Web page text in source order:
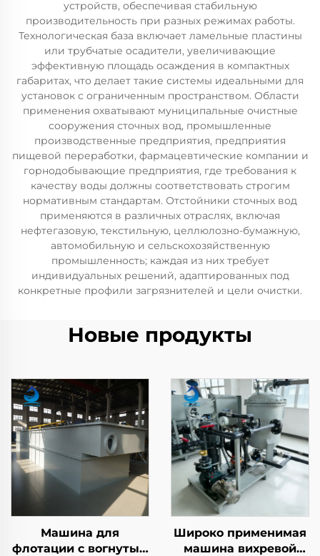
устройств, обеспечивая стабильную
производительность при разных режимах работы.
Технологическая база включает ламельные пластины
или трубчатые осадители, увеличивающие
эффективную площадь осаждения в компактных
габаритах, что делает такие системы идеальными для
установок с ограниченным пространством. Области
применения охватывают муниципальные очистные
сооружения сточных вод, промышленные
производственные предприятия, предприятия
пищевой переработки, фармацевтические компании и
горнодобывающие предприятия, где требования к
качеству воды должны соответствовать строгим
нормативным стандартам. Отстойники сточных вод
применяются в различных отраслях, включая
нефтегазовую, текстильную, целлюлозно-бумажную,
автомобильную и сельскохозяйственную
промышленность; каждая из них требует
индивидуальных решений, адаптированных под
конкретные профили загрязнителей и цели очистки.
Новые продукты
Машина для
флотации с вогнутым
Широко применимая
машина вихревой